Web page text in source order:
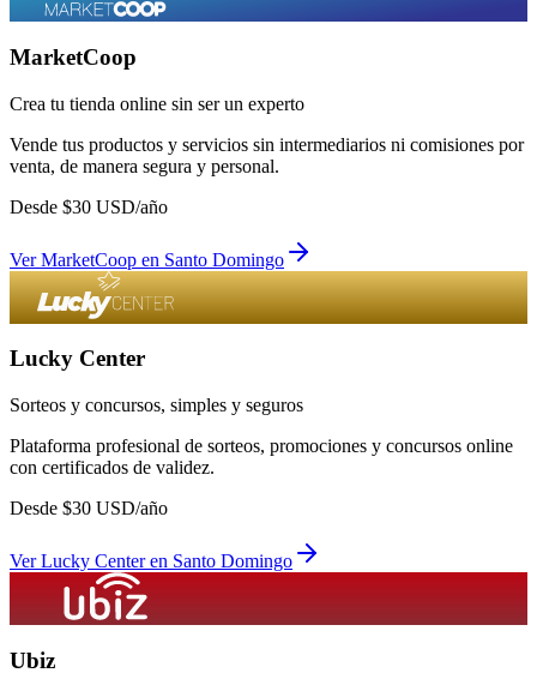
MarketCoop
Crea tu tienda online sin ser un experto
Vende tus productos y servicios sin intermediarios ni comisiones por
venta, de manera segura y personal.
Desde $30 USD/año
VerMarketCoop en Santo Domingo
Lucky Center
Sorteos y concursos, simples y seguros
Plataforma profesional de sorteos, promociones y concursos online
con certificados de validez.
Desde $30 USD/año
VerLucky Centeren Santo Domingo
Ubiz